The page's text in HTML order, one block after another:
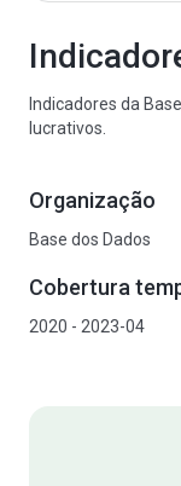
Indicadores da
lucrativos.
Organização
Base dos Dados
Cobertura
2020 - 2023-04